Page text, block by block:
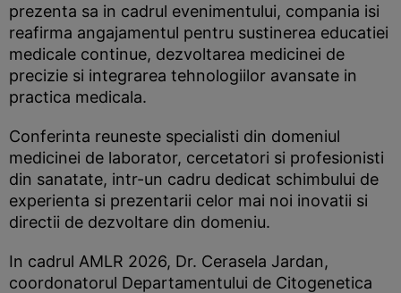
prezenta sa in cadrul evenimentului, compania isi
reafirma angajamentul pentru sustinerea educatiei
medicale continue, dezvoltarea medicinei de
precizie si integrarea tehnologiilor avansate in
practica medicala.
Conferinta reuneste specialisti din domeniul
medicinei de laborator, cercetatori si profesionisti
din sanatate, intr-un cadru dedicat schimbului de
experienta si prezentarii celor mai noi inovatii si
directii de dezvoltare din domeniu.
In cadrul AMLR 2026, Dr. Cerasela Jardan,
coordonatorul Departamentului de Citogenetica